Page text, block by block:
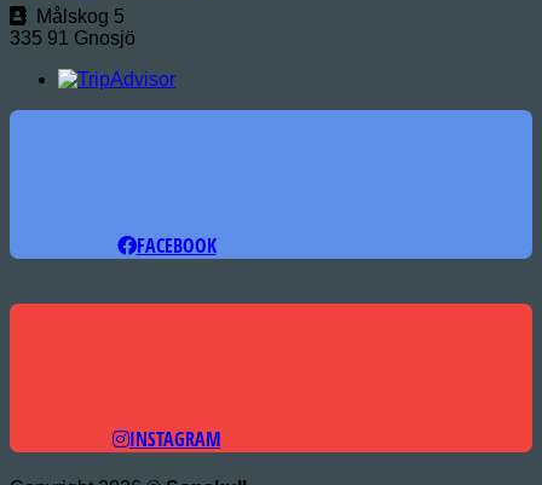
Målskog 5
335 91 Gnosjö
FACEBOOK
INSTAGRAM